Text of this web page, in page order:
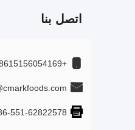
اتصل بنا
+8615156054169
551-62822578